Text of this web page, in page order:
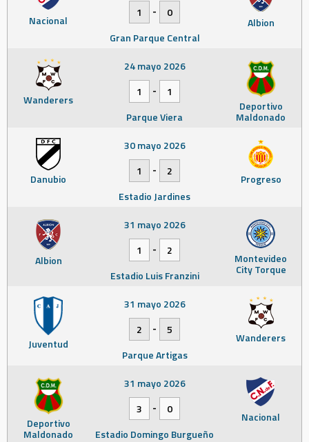
Nacional Albion
1
-
0
Gran Parque Central
Wanderers Deportivo
Maldonado
24 mayo 2026
1
-
1
Parque Viera
Danubio Progreso
30 mayo 2026
1
-
2
Estadio Jardines
Albion Montevideo
City Torque
31 mayo 2026
1
-
2
Estadio Luis Franzini
Juventud Wanderers
31 mayo 2026
2
-
5
Parque Artigas
Deportivo
Maldonado
Nacional
31 mayo 2026
3
-
0
Estadio Domingo Burgueño